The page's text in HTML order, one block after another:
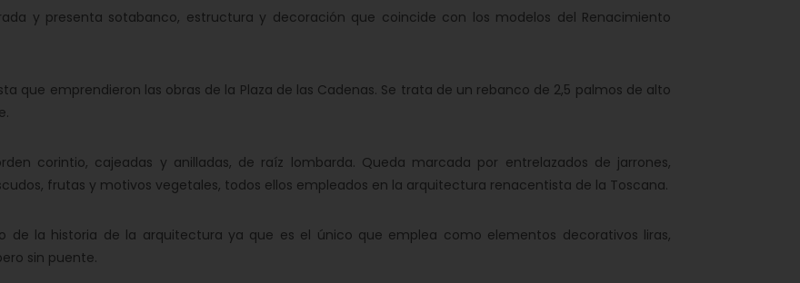
y presenta sotabanco, estructura y decoración que coincide con los modelos del Renacimiento
que emprendieron las obras de la Plaza de las Cadenas. Se trata de un rebanco de 2,5 palmos de alto
corintio, cajeadas y anilladas, de raíz lombarda. Queda marcada por entrelazados de jarrones,
frutas y motivos vegetales, todos ellos empleados en la arquitectura renacentista de la Toscana.
de la historia de la arquitectura ya que es el único que emplea como elementos decorativos liras,
sin puente.